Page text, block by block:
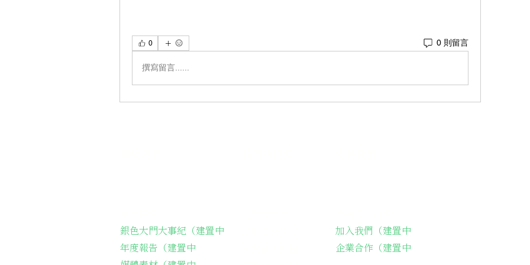
0 0 則留言
撰寫留言......
銀色大門大事紀（建置中
年度報告（建置中
加入我們（建置中
企業合作（建置中